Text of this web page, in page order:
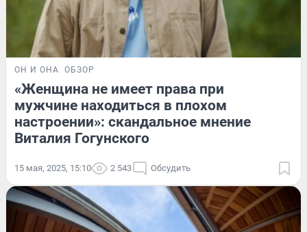
ОН И ОНА ОБЗОР
«Женщина не имеет права при
мужчине находиться в плохом
настроении»: скандальное мнение
Виталия Гогунского
15 мая, 2025, 15:10 2 543 Обсудить